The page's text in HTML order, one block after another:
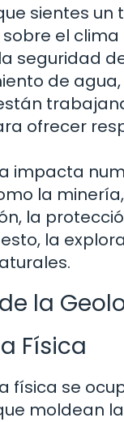
sientes un
el clima
seguridad
de agua,
ofrecer
impacta
la
la
la
la
Física
física se
moldean